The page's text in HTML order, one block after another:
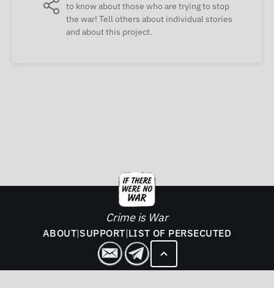
to know about those who are trying to stop
the war! Tell others about individual stories
and about this project.
Crime is War
ABOUT|SUPPORT|LIST OF PERSECUTED